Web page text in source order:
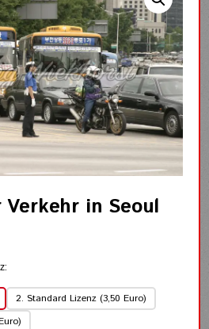
Verkehr in Seoul
2. Standard Lizenz (3,50 Euro)